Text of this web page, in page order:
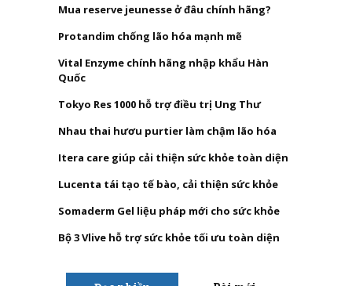
Mua reserve jeunesse ở đâu chính hãng?
Protandim chống lão hóa mạnh mẽ
Vital Enzyme chính hãng nhập khẩu Hàn
Quốc
Tokyo Res 1000 hỗ trợ điều trị Ung Thư
Nhau thai hươu purtier làm chậm lão hóa
Itera care giúp cải thiện sức khỏe toàn diện
Lucenta tái tạo tế bào, cải thiện sức khỏe
Somaderm Gel liệu pháp mới cho sức khỏe
Bộ 3 Vlive hỗ trợ sức khỏe tối ưu toàn diện